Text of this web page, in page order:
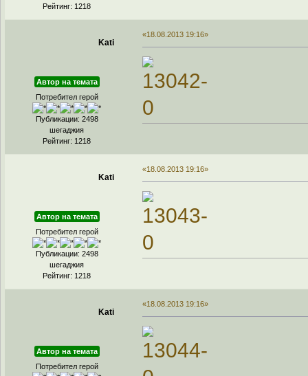
Рейтинг: 1218
Kati
Автор на темата
Потребител герой
Публикации: 2498
шегаджия
Рейтинг: 1218
«18.08.2013 19:16»
Kati
Автор на темата
Потребител герой
Публикации: 2498
шегаджия
Рейтинг: 1218
«18.08.2013 19:16»
Kati
Автор на темата
Потребител герой
«18.08.2013 19:16»